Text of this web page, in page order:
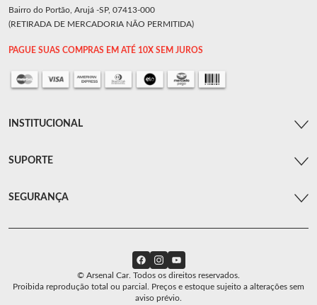
Bairro do Portão, Arujá -SP, 07413-000
(RETIRADA DE MERCADORIA NÃO PERMITIDA)
PAGUE SUAS COMPRAS EM ATÉ 10X SEM JUROS
INSTITUCIONAL
SUPORTE
SEGURANÇA
© Arsenal Car. Todos os direitos reservados.
Proibida reprodução total ou parcial. Preços e estoque sujeito a alterações sem
aviso prévio.